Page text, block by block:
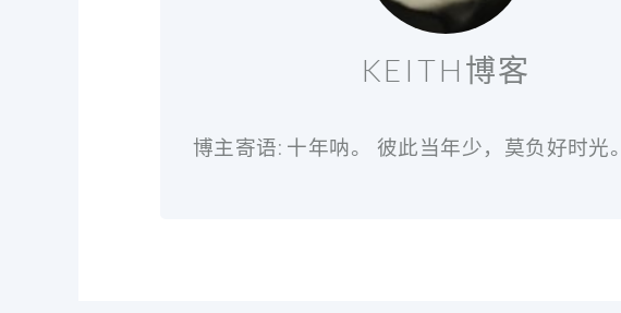
KEITH博客
博主寄语: 十年呐。 彼此当年少，莫负好时光。